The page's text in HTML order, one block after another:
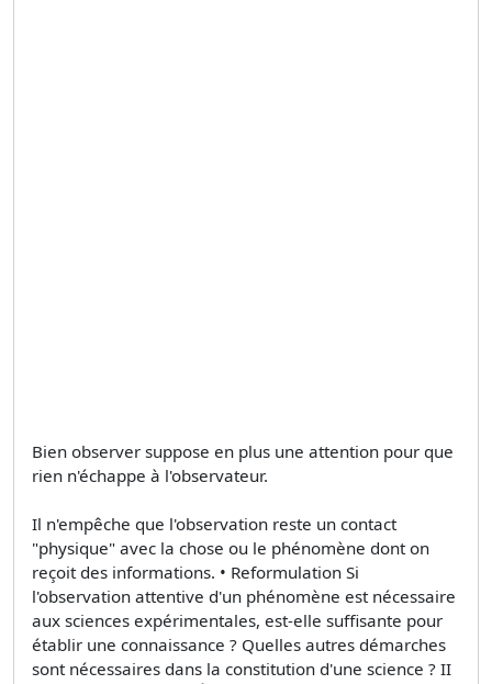
Bien observer suppose en plus une attention pour que
rien n'échappe à l'observateur.
Il n'empêche que l'observation reste un contact
"physique" avec la chose ou le phénomène dont on
reçoit des informations. • Reformulation Si
l'observation attentive d'un phénomène est nécessaire
aux sciences expérimentales, est-elle suffisante pour
établir une connaissance ? Quelles autres démarches
sont nécessaires dans la constitution d'une science ? II